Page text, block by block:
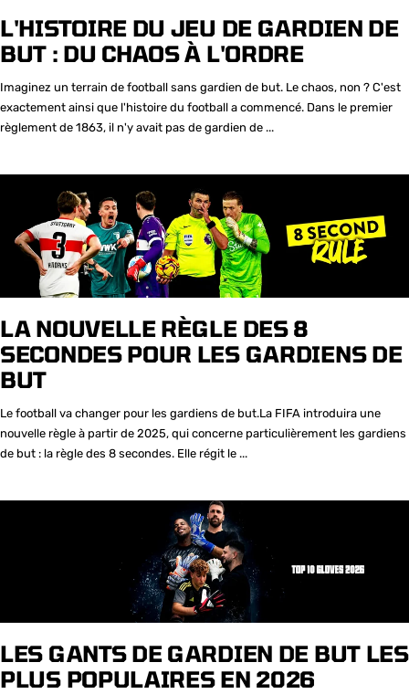
L'HISTOIRE DU JEU DE GARDIEN DE
BUT : DU CHAOS À L'ORDRE
Imaginez un terrain de football sans gardien de but. Le chaos, non ? C'est
exactement ainsi que l'histoire du football a commencé. Dans le premier
règlement de 1863, il n'y avait pas de gardien de ...
LA NOUVELLE RÈGLE DES 8
SECONDES POUR LES GARDIENS DE
BUT
Le football va changer pour les gardiens de but.La FIFA introduira une
nouvelle règle à partir de 2025, qui concerne particulièrement les gardiens
de but : la règle des 8 secondes. Elle régit le ...
LES GANTS DE GARDIEN DE BUT LES
PLUS POPULAIRES EN 2026